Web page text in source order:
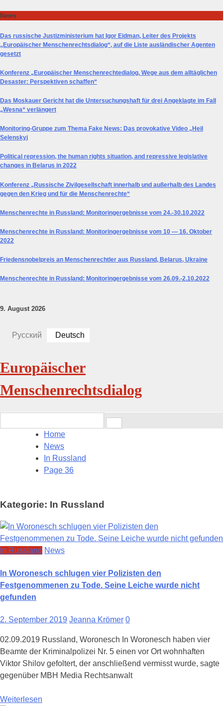
to
News
Das russische Justizministerium hat Igor Eidman, Leiter des Projekts
„Europäischer Menschenrechtsdialog“, auf die Liste ausländischer Agenten
gesetzt
Konferenz „Europäischer Menschenrechtedialog. Wege aus dem alltäglichen
Desaster: Perspektiven schaffen“
Das Moskauer Gericht hat die Untersuchungshaft für drei Angeklagte im Fall
„Wesna“ verlängert
Monitoring-Gruppe zum Thema Fake News: Das provokative Video „Heil
Selenskyj
Political repression, the human rights situation, and repressive legislative
changes in Belarus in 2022
Konferenz „Russische Zivilgesellschaft innerhalb und außerhalb des Landes
gegen den Krieg und für die Menschenrechte“
Menschenrechte in Russland: Monitoringergebnisse vom 24.-30.10.2022
Menschenrechte in Russland: Monitoringergebnisse vom 10 — 16. Oktober
2022
Friedensnobelpreis an Menschenrechtler aus Russland, Belarus, Ukraine
Menschenrechte in Russland: Monitoringergebnisse vom 26.09.-2.10.2022
9. August 2026
Русский Deutsch
Europäischer
Menschenrechtsdialog
for:
Home
News
In Russland
Page 36
Kategorie: In Russland
In Russland News
In Woronesch schlugen vier Polizisten den
Festgenommenen zu Tode. Seine Leiche wurde nicht
gefunden
2. September 2019 Jeanna Krömer 0
02.09.2019 Russland, Woronesch In Woronesch haben vier
Beamte der Kriminalpolizei Nr. 5 einen vor Ort wohnhaften
Viktor Shilov gefoltert, der anschließend vermisst wurde, sagte
gegenüber MBH Media Rechtsanwalt
Weiterlesen